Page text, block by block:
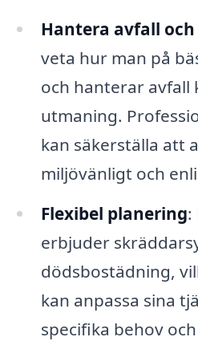
Hantera avfall
veta hur man på
och hanterar avfall
utmaning.
kan säkerställa att
miljövänligt och
Flexibel planering:
erbjuder
dödsbostädning,
kan anpassa sina
specifika behov